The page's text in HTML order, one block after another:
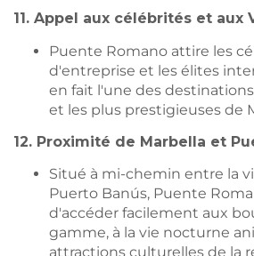
11. Appel aux célébrités et aux
Puente Romano attire les
d'entreprise et les élites
en fait l'une des
et les plus prestigieuses de
12. Proximité de Marbella et
Situé à mi-chemin entre la
Puerto Banús, Puente
d'accéder facilement aux
gamme, à la vie nocturne
attractions culturelles de la